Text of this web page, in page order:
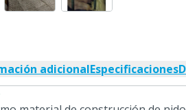
adicionalEspecificaciones